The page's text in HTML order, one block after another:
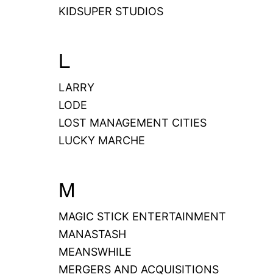
KIDSUPER STUDIOS
L
LARRY
LODE
LOST MANAGEMENT CITIES
LUCKY MARCHE
M
MAGIC STICK ENTERTAINMENT
MANASTASH
MEANSWHILE
MERGERS AND ACQUISITIONS